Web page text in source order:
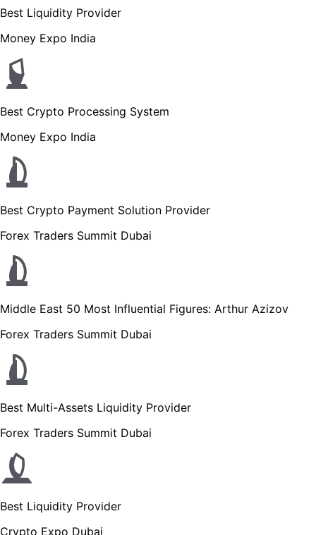
Best Liquidity Provider
Money Expo India
Best Crypto Processing System
Money Expo India
Best Crypto Payment Solution Provider
Forex Traders Summit Dubai
Middle East 50 Most Influential Figures: Arthur Azizov
Forex Traders Summit Dubai
Best Multi-Assets Liquidity Provider
Forex Traders Summit Dubai
Best Liquidity Provider
Crypto Expo Dubai